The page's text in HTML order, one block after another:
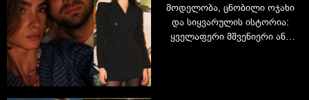
მოდელობა, ცნობილი ოჯახი
და სიყვარულის ისტორია:
ყველაფერი მშვენიერი ანა